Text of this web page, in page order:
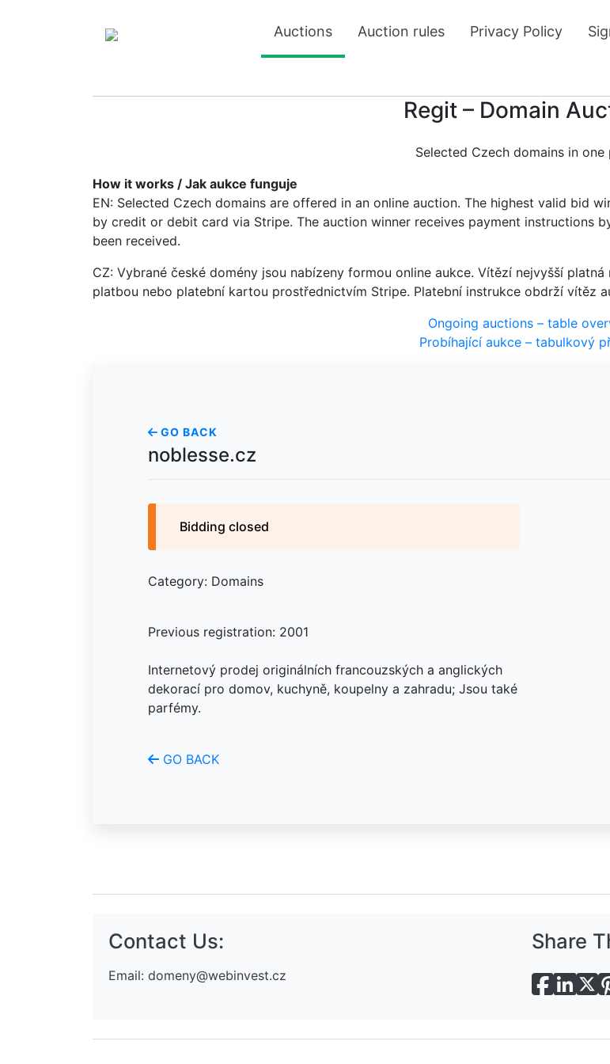
Auctions Auction rules Privacy Policy
Regit – Domain
Selected Czech domains in one
How it works / Jak aukce funguje
EN: Selected Czech domains are offered in an online auction. The highest valid bid
by credit or debit card via Stripe. The auction winner receives payment instructions
been received.
CZ: Vybrané české domény jsou nabízeny formou online aukce. Vítězí nejvyšší
platbou nebo platební kartou prostřednictvím Stripe. Platební instrukce obdrží vítěz
Ongoing auctions – table
Probíhající aukce – tabulkový
GO BACK
noblesse.cz
Bidding closed
Category: Domains
Previous registration: 2001
Internetový prodej originálních francouzských a anglických
dekorací pro domov, kuchyně, koupelny a zahradu; Jsou také
parfémy.
GO BACK
Contact Us:
Email: domeny@webinvest.cz
Share